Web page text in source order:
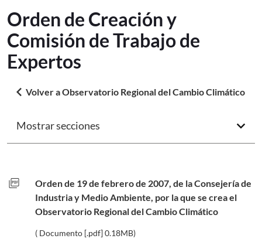
Orden de Creación y
Comisión de Trabajo de
Expertos
arrow_back_ios Volver a Observatorio Regional del Cambio Climático
Mostrar secciones arrow_forward_ios
picture_as_pdf
Orden de 19 de febrero de 2007, de la Consejería de
Industria y Medio Ambiente, por la que se crea el
Observatorio Regional del Cambio Climático
( Documento [.pdf] 0.18MB)